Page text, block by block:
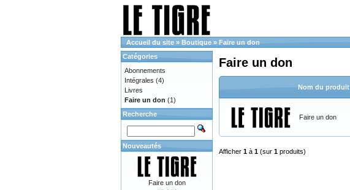
Accueil du site » Boutique » Faire un don
Faire un don
Nom du produit
Faire un don
Afficher 1 à 1 (sur 1 produits)
Catégories
Abonnements
Intégrales (4)
Livres
Faire un don (1)
Recherche
Nouveautés
Faire un don